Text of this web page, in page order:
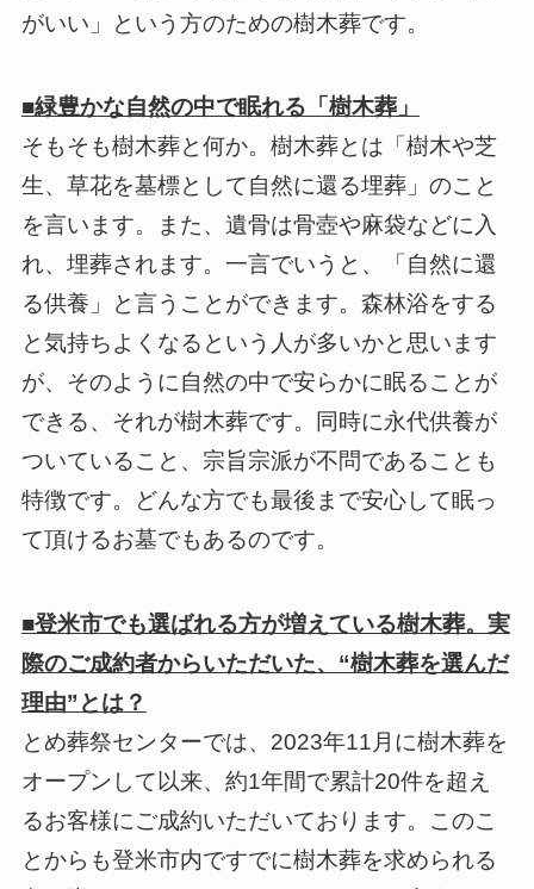
がいい」という方のための樹木葬です。
■緑豊かな自然の中で眠れる「樹木葬」
そもそも樹木葬と何か。樹木葬とは「樹木や芝
生、草花を墓標として自然に還る埋葬」のこと
を言います。また、遺骨は骨壺や麻袋などに入
れ、埋葬されます。一言でいうと、「自然に還
る供養」と言うことができます。森林浴をする
と気持ちよくなるという人が多いかと思います
が、そのように自然の中で安らかに眠ることが
できる、それが樹木葬です。同時に永代供養が
ついていること、宗旨宗派が不問であることも
特徴です。どんな方でも最後まで安心して眠っ
て頂けるお墓でもあるのです。
■登米市でも選ばれる方が増えている樹木葬。実
際のご成約者からいただいた、“樹木葬を選んだ
理由”とは？
とめ葬祭センターでは、2023年11月に樹木葬を
オープンして以来、約1年間で累計20件を超え
るお客様にご成約いただいております。このこ
とからも登米市内ですでに樹木葬を求められる